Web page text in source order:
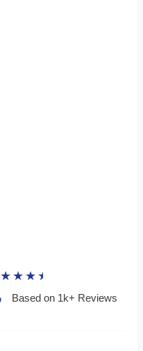
★ ★ ★ ★
Based on 1k+ Reviews​